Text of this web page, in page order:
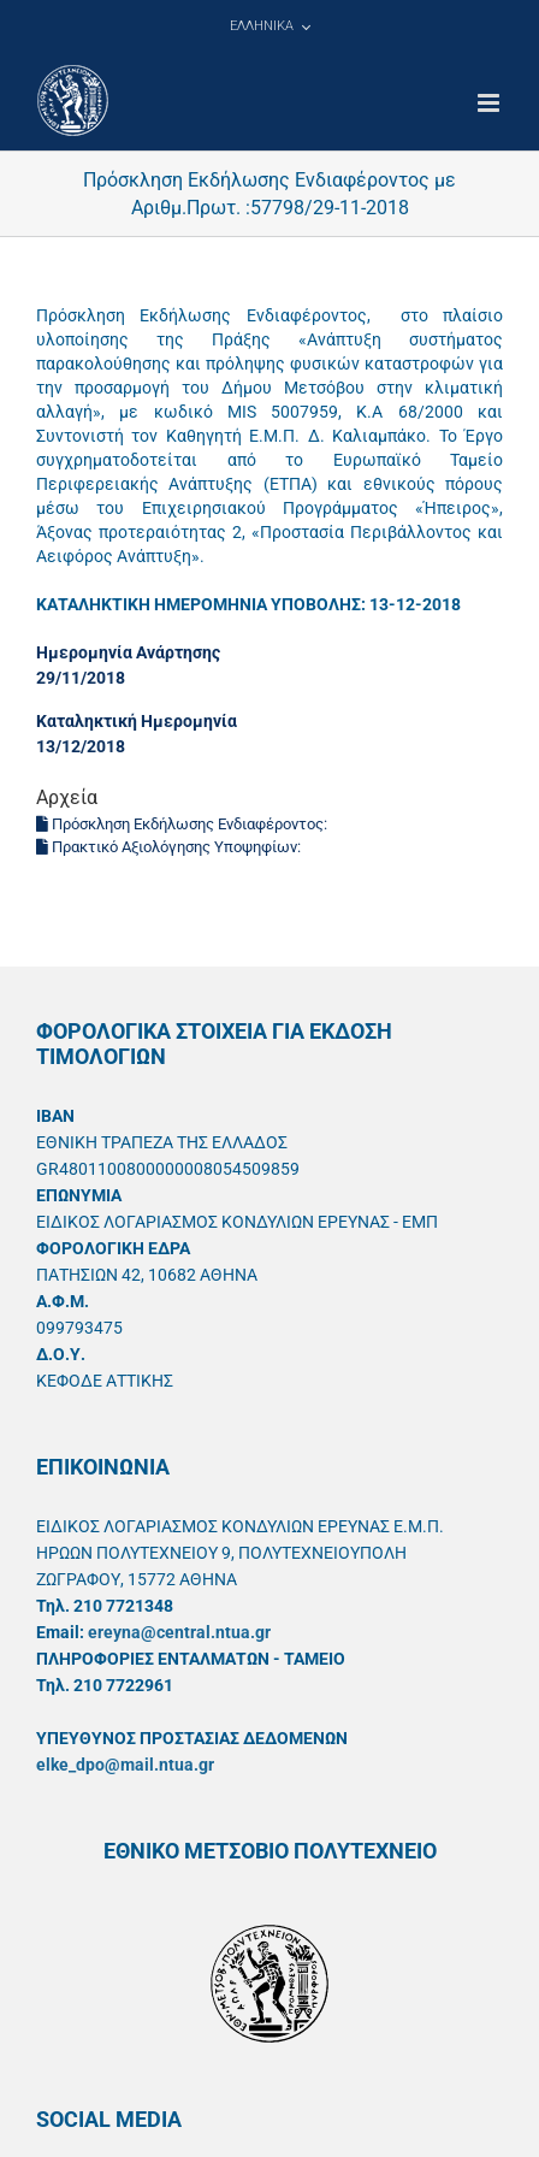
ΕΛΛΗΝΙΚΑ
Πρόσκληση Εκδήλωσης Ενδιαφέροντος με
Αριθμ.Πρωτ. :57798/29-11-2018
Πρόσκληση Εκδήλωσης Ενδιαφέροντος, στο πλαίσιο
υλοποίησης της Πράξης «Ανάπτυξη συστήματος
παρακολούθησης και πρόληψης φυσικών καταστροφών για
την προσαρμογή του Δήμου Μετσόβου στην κλιματική
αλλαγή», με κωδικό MIS 5007959, Κ.Α 68/2000 και
Συντονιστή τον Καθηγητή Ε.Μ.Π. Δ. Καλιαμπάκο. Το Έργο
συγχρηματοδοτείται από το Ευρωπαϊκό Ταμείο
Περιφερειακής Ανάπτυξης (ΕΤΠΑ) και εθνικούς πόρους
μέσω του Επιχειρησιακού Προγράμματος «Ήπειρος»,
Άξονας προτεραιότητας 2, «Προστασία Περιβάλλοντος και
Αειφόρος Ανάπτυξη».
ΚΑΤΑΛΗΚΤΙΚΗ ΗΜΕΡΟΜΗΝΙΑ ΥΠΟΒΟΛΗΣ: 13-12-2018
Ημερομηνία Ανάρτησης
29/11/2018
Καταληκτική Ημερομηνία
13/12/2018
Αρχεία
Πρόσκληση Εκδήλωσης Ενδιαφέροντος:
Πρακτικό Αξιολόγησης Υποψηφίων:
ΦΟΡΟΛΟΓΙΚΑ ΣΤΟΙΧΕΙΑ ΓΙΑ ΕΚΔΟΣΗ
ΤΙΜΟΛΟΓΙΩΝ
IBAN
ΕΘΝΙΚΗ ΤΡΑΠΕΖΑ ΤΗΣ ΕΛΛΑΔΟΣ
GR4801100800000008054509859
ΕΠΩΝΥΜΙΑ
ΕΙΔΙΚΟΣ ΛΟΓΑΡΙΑΣΜΟΣ ΚΟΝΔΥΛΙΩΝ ΕΡΕΥΝΑΣ - ΕΜΠ
ΦΟΡΟΛΟΓΙΚΗ ΕΔΡΑ
ΠΑΤΗΣΙΩΝ 42, 10682 ΑΘΗΝΑ
A.Φ.Μ.
099793475
Δ.Ο.Υ.
ΚΕΦΟΔΕ ΑΤΤΙΚΗΣ
ΕΠΙΚΟΙΝΩΝΙΑ
ΕΙΔΙΚΟΣ ΛΟΓΑΡΙΑΣΜΟΣ ΚΟΝΔΥΛΙΩΝ ΕΡΕΥΝΑΣ Ε.Μ.Π.
ΗΡΩΩΝ ΠΟΛΥΤΕΧΝΕΙΟΥ 9, ΠΟΛΥΤΕΧΝΕΙΟΥΠΟΛΗ
ΖΩΓΡΑΦΟΥ, 15772 ΑΘΗΝΑ
Τηλ. 210 7721348
Email: ereyna@central.ntua.gr
ΠΛΗΡΟΦΟΡΙΕΣ ΕΝΤΑΛΜΑΤΩΝ - ΤΑΜΕΙΟ
Τηλ. 210 7722961
ΥΠΕΥΘYΝΟΣ ΠΡΟΣΤΑΣΙΑΣ ΔΕΔΟΜΕΝΩΝ
elke_dpo@mail.ntua.gr
ΕΘΝΙΚΟ ΜΕΤΣΟΒΙΟ ΠΟΛΥΤΕΧΝΕΙΟ
SOCIAL MEDIA